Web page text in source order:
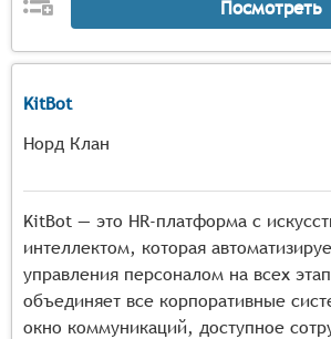
Посмотреть
KitBot
Норд Клан
KitBot — это HR-платформа с
интеллектом, которая
управления персоналом на всех
объединяет все корпоративные
окно коммуникаций, доступное